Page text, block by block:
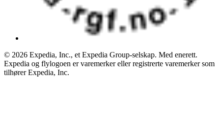
© 2026 Expedia, Inc., et Expedia Group-selskap. Med enerett.
Expedia og flylogoen er varemerker eller registrerte varemerker som
tilhører Expedia, Inc.